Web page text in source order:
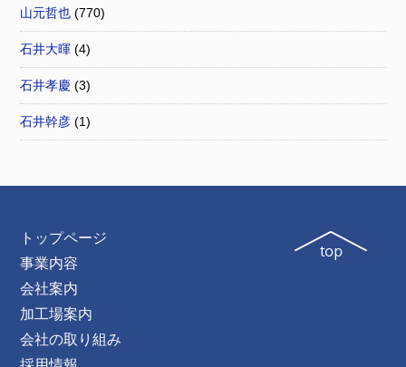
山元哲也 (770)
石井大暉 (4)
石井孝慶 (3)
石井幹彦 (1)
トップページ
事業内容
会社案内
加工場案内
会社の取り組み